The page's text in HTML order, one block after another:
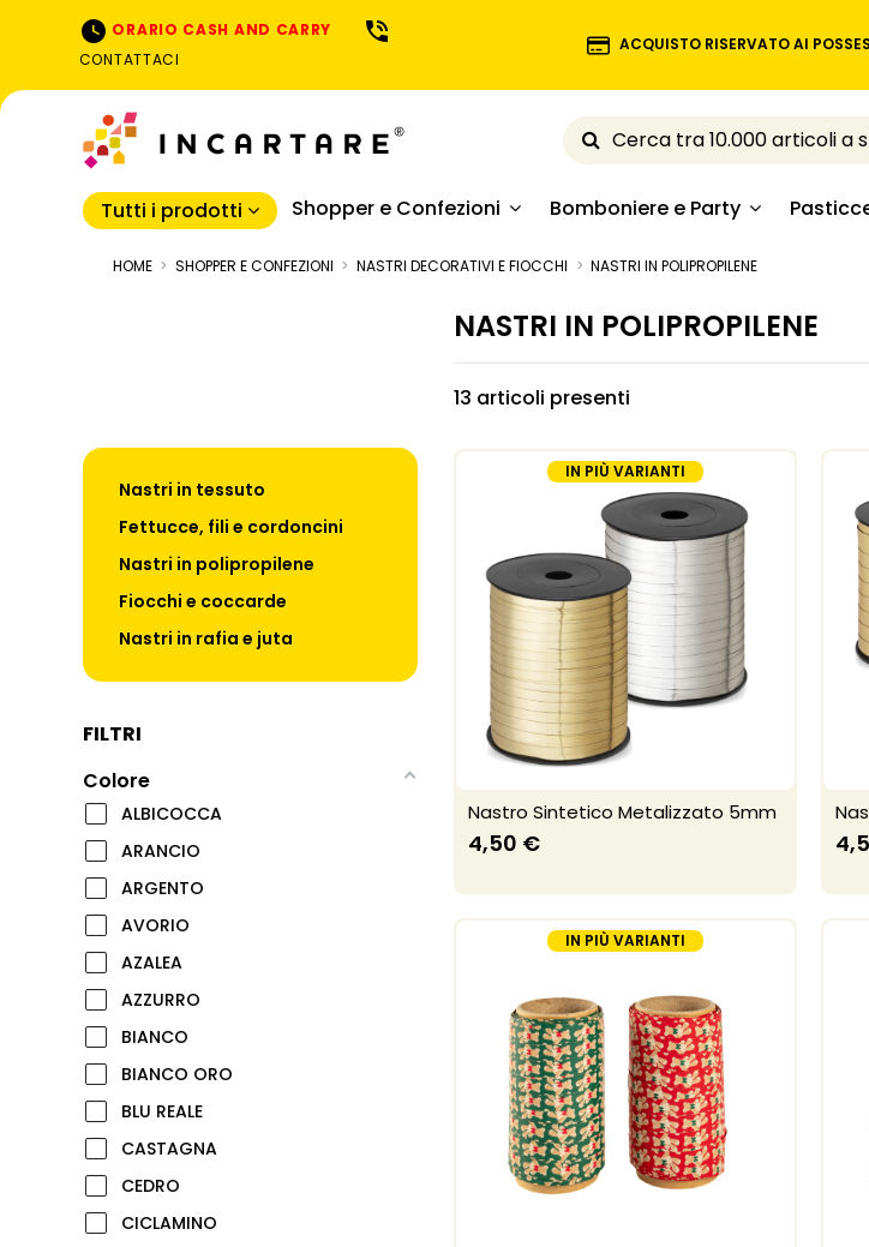
ORARIO CASH AND CARRY
CONTATTACI
ACQUISTO RISERVATO AI
Tutti i prodotti Shopper e Confezioni Bomboniere e Party
HOME SHOPPER E CONFEZIONI NASTRI DECORATIVI E FIOCCHI NASTRI IN POLIPROPILENE
NASTRI IN POLIPROPILENE
13 articoli presenti
IN PIÙ VARIANTI
Nastro Sintetico Metalizzato 5mm
4,50 €
IN PIÙ VARIANTI
Nastri in tessuto
Fettucce, fili e cordoncini
Nastri in polipropilene
Fiocchi e coccarde
Nastri in rafia e juta
FILTRI
Colore
ALBICOCCA
ARANCIO
ARGENTO
AVORIO
AZALEA
AZZURRO
BIANCO
BIANCO ORO
BLU REALE
CASTAGNA
CEDRO
CICLAMINO